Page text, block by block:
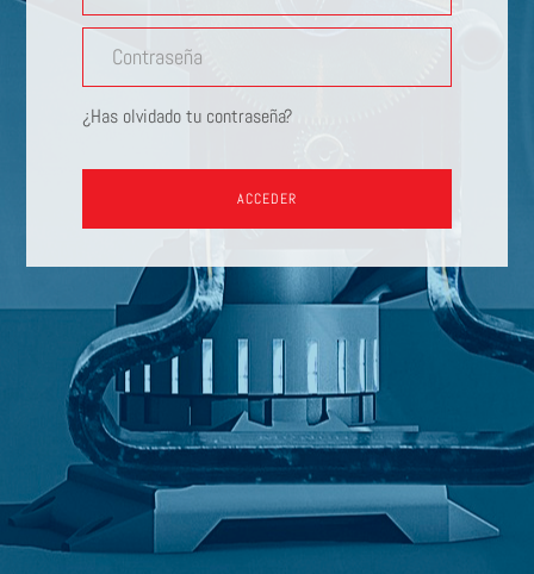
Contraseña
¿Has olvidado tu contraseña?